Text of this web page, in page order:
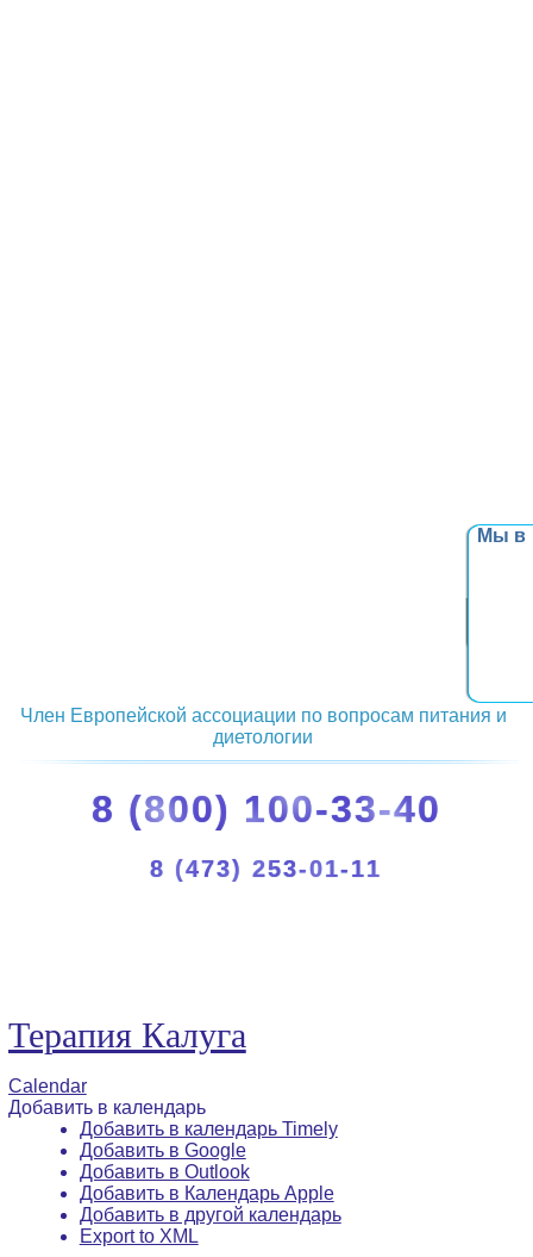
Мы в
Член Европейской ассоциации по вопросам питания и
диетологии
8 (800) 100-33-40
8 (473) 253-01-11
Терапия Калуга
Calendar
Добавить в календарь
Добавить в календарь Timely
Добавить в Google
Добавить в Outlook
Добавить в Календарь Apple
Добавить в другой календарь
Export to XML